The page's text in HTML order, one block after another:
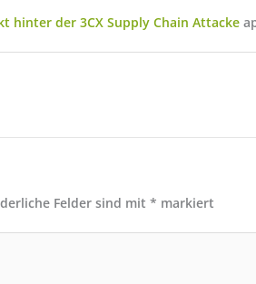
hinter der 3CX Supply Chain Attacke
Felder sind mit * markiert